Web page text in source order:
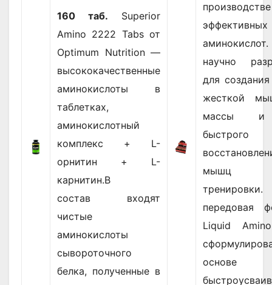
160 таб. Superior
Amino 2222 Tabs от
Optimum Nutrition —
высококачественные
аминокислоты в
таблетках,
аминокислотный
комплекс + L-
орнитин + L-
карнитин.В
состав входят
чистые
аминокислоты
сывороточного
белка, полученные в
эффективных
научно
для создания
жесткой
массы
быстрого
мышц
передовая
Liquid
основе